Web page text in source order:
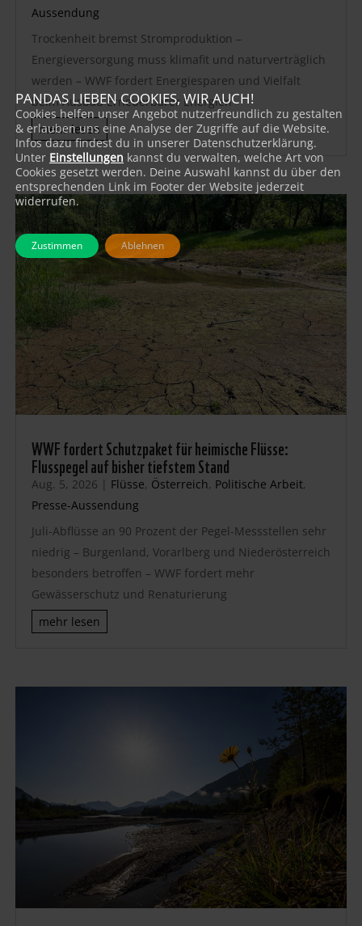
Aussendung
Trockenheit bremst Stromproduktion –
Energieversorgung muss klimafit und naturverträglich
werden – WWF fordert Energiesparen und Vielfalt
beim Ausbau Erneuerbarer Energien
mehr lesen
WWF fordert Schutzpaket für heimische Flüsse:
Flusspegel auf bisher tiefstem Stand
Aug. 5, 2026 | Flüsse, Österreich, Politische Arbeit,
Presse-Aussendung
Juli-Abflüsse an 90 Prozent der Pegel-Messstellen sehr
niedrig – Burgenland, Vorarlberg und Niederösterreich
besonders betroffen – WWF fordert mehr
Gewässerschutz und Renaturierung
mehr lesen
PANDAS LIEBEN COOKIES, WIR AUCH!
Cookies helfen unser Angebot nutzerfreundlich zu gestalten
& erlauben uns eine Analyse der Zugriffe auf die Website.
Infos dazu findest du in unserer Datenschutzerklärung.
Unter Einstellungen kannst du verwalten, welche Art von
Cookies gesetzt werden. Deine Auswahl kannst du über den
entsprechenden Link im Footer der Website jederzeit
widerrufen.
Zustimmen Ablehnen